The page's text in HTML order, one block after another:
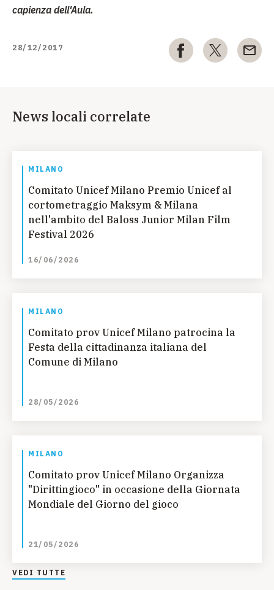
capienza dell'Aula.
28/12/2017
News locali correlate
MILANO
Comitato Unicef Milano Premio Unicef al
cortometraggio Maksym & Milana
nell'ambito del Baloss Junior Milan Film
Festival 2026
16/06/2026
MILANO
Comitato prov Unicef Milano patrocina la
Festa della cittadinanza italiana del
Comune di Milano
28/05/2026
MILANO
Comitato prov Unicef Milano Organizza
"Dirittingioco" in occasione della Giornata
Mondiale del Giorno del gioco
21/05/2026
VEDI TUTTE